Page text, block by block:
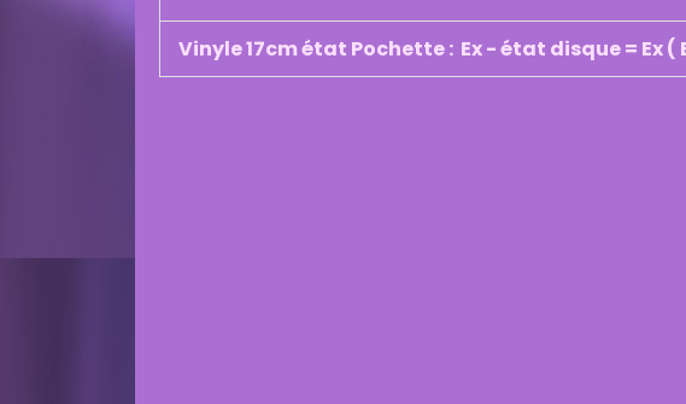
Vinyle 17cm état Pochette : Ex - état disque = Ex